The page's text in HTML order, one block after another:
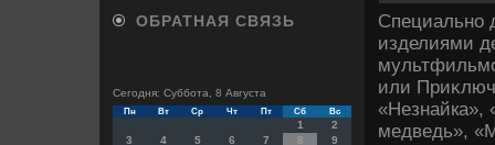
ОБРАТНАЯ СВЯЗЬ
Сегодня: Суббота, 8 Августа
Пн Вт Ср Чт Пт Сб Вс
1
2
3
4 5 6 7 8
9
Специально
изделиями
или
«Незнайка»,
медведь»,